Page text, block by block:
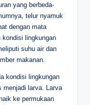
yang berbeda-
telur nyamuk
dengan mata
kondisi lingkungan
suhu air dan
makanan.
kondisi lingkungan
menjadi larva. Larva
ke permukaan